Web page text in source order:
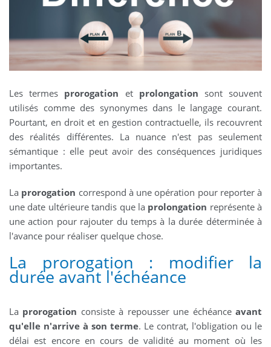
Les termes prorogation et prolongation sont souvent
utilisés comme des synonymes dans le langage courant.
Pourtant, en droit et en gestion contractuelle, ils recouvrent
des réalités différentes. La nuance n'est pas seulement
sémantique : elle peut avoir des conséquences juridiques
importantes.
La prorogation correspond à une opération pour reporter à
une date ultérieure tandis que la prolongation représente à
une action pour rajouter du temps à la durée déterminée à
l'avance pour réaliser quelque chose.
La prorogation : modifier la
durée avant l'échéance
La prorogation consiste à repousser une échéanceavant
qu'elle n'arrive à son terme. Le contrat, l'obligation ou le
délai est encore en cours de validité au moment où les